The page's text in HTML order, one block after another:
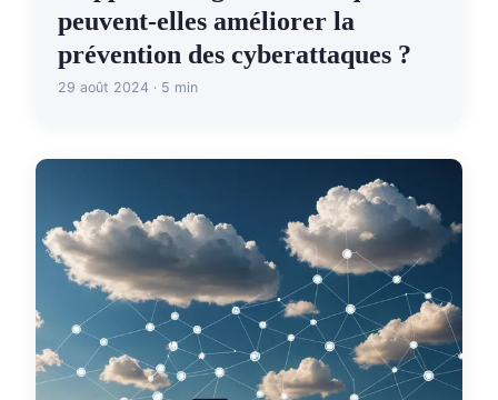
peuvent-elles améliorer la
prévention des cyberattaques ?
29 août 2024 · 5 min